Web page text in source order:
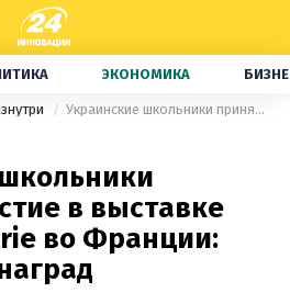
ЭКОНОМИКА
Украинские школьники приняли участие в выставке Global Industrie во Франции: получили 11 наград
в выставке
во Франции: